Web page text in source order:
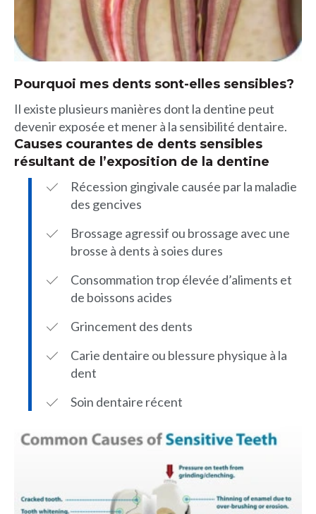
Pourquoi mes dents sont-elles sensibles?
Il existe plusieurs manières dont la dentine peut
devenir exposée et mener à la sensibilité dentaire.
Causes courantes de dents sensibles
résultant de l’exposition de la dentine
Récession gingivale causée par la maladie
des gencives
Brossage agressif ou brossage avec une
brosse à dents à soies dures
Consommation trop élevée d’aliments et
de boissons acides
Grincement des dents
Carie dentaire ou blessure physique à la
dent
Soin dentaire récent